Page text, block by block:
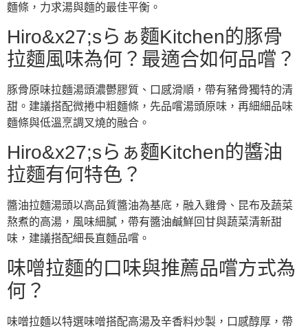
麵條，力求湯與麵的最佳平衡。
Hiro&x27;sらぁ麵Kitchen的豚骨
拉麵風味為何？最適合如何品嚐？
豚骨原味拉麵湯頭濃鬱膠質、口感滑順，帶有豬骨獨特的清
甜。建議搭配微捲中粗麵條，先品嚐湯頭原味，再細細品味
麵條與低溫烹調叉燒的融合。
Hiro&x27;sらぁ麵Kitchen的醬油
拉麵有何特色？
醬油拉麵湯頭以高品質醬油為基底，融入雞骨、昆布及蔬菜
熬煮的高湯，風味細膩，帶有醬油鹹鮮回甘與蔬菜清新甜
味，建議搭配細長直麵品嚐。
味噌拉麵的口味與推薦品嚐方式為
何？
味噌拉麵以特選味噌搭配高湯及辛香料炒製，口感醇厚，帶